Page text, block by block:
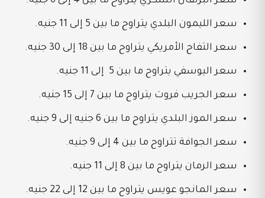
سعر الليمون البلدي يتراوح ما بين 5 إلى 11 جنيه.
سعر التفاح الأمريكي يتراوح ما بين 18 إلى 30 جنيه.
سعر اليوسفي يتراوح ما بين 5 إلى 11 جنيه.
سعر الجريب فروت يتراوح ما بين 7 إلى 15 جنيه.
سعر الموز البلدي يتراوح ما بين 6 جنيه إلى 9 جنيه.
سعر الجوافة تتراوح ما بين 4 إلى 9 جنيه.
سعر الرمان يتراوح ما بين 8 إلى 11 جنيه.
سعر المانجو عويس يتراوح ما بين 12 إلى 22 جنيه.